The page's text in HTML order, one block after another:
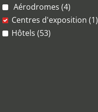
Aérodromes (4)
Centres d'exposition (1)
Hôtels (53)